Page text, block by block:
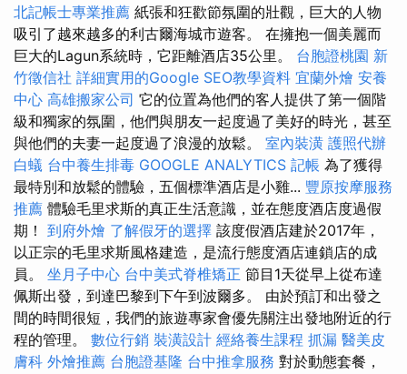
北記帳士專業推薦 紙張和狂歡節氛圍的壯觀，巨大的人物
吸引了越來越多的利古爾海城市遊客。 在擁抱一個美麗而
巨大的Lagun系統時，它距離酒店35公里。 台胞證桃園 新
竹徵信社 詳細實用的Google SEO教學資料 宜蘭外燴 安養
中心 高雄搬家公司 它的位置為他們的客人提供了第一個階
級和獨家的氛圍，他們與朋友一起度過了美好的時光，甚至
與他們的夫妻一起度過了浪漫的放鬆。 室內裝潢 護照代辦
白蟻 台中養生排毒 GOOGLE ANALYTICS 記帳 為了獲得
最特別和放鬆的體驗，五個標準酒店是小雞... 豐原按摩服務
推薦 體驗毛里求斯的真正生活意識，並在態度酒店度過假
期！ 到府外燴 了解假牙的選擇 該度假酒店建於2017年，
以正宗的毛里求斯風格建造，是流行態度酒店連鎖店的成
員。 坐月子中心 台中美式脊椎矯正 節目1天從早上從布達
佩斯出發，到達巴黎到下午到波爾多。 由於預訂和出發之
間的時間很短，我們的旅遊專家會優先關注出發地附近的行
程的管理。 數位行銷 裝潢設計 經絡養生課程 抓漏 醫美皮
膚科 外燴推薦 台胞證基隆 台中推拿服務 對於動態套餐，